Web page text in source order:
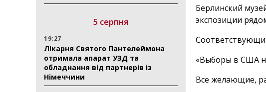
5 серпня
19:27
Лікарня Святого Пантелеймона
отримала апарат УЗД та
обладнання від партнерів із
Німеччини
Берлинский
экспозиции
«Выборы в США
Все желающие,